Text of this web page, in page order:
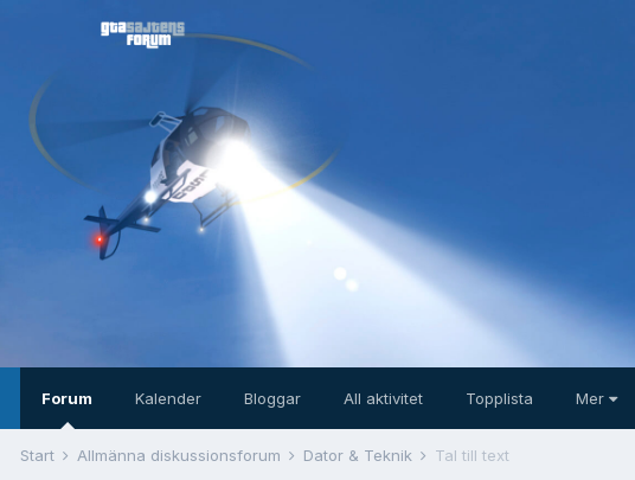
Forum Kalender Bloggar All aktivitet Topplista Mer
Start Allmänna diskussionsforum Dator & Teknik Tal till text